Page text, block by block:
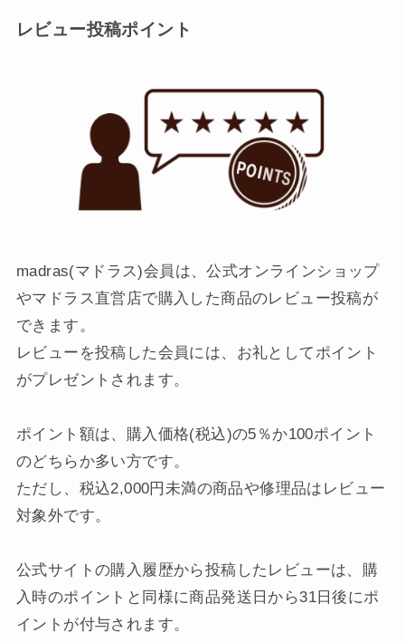
レビュー投稿ポイント
madras(マドラス)会員は、公式オンラインショップ
やマドラス直営店で購入した商品のレビュー投稿が
できます。
レビューを投稿した会員には、お礼としてポイント
がプレゼントされます。
ポイント額は、購入価格(税込)の5％か100ポイント
のどちらか多い方です。
ただし、税込2,000円未満の商品や修理品はレビュー
対象外です。
公式サイトの購入履歴から投稿したレビューは、購
入時のポイントと同様に商品発送日から31日後にポ
イントが付与されます。